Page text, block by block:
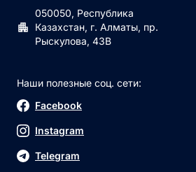
050050, Республика
Казахстан, г. Алматы, пр.
Рыскулова, 43В
Наши полезные соц. сети:
Facebook
Instagram
Telegram